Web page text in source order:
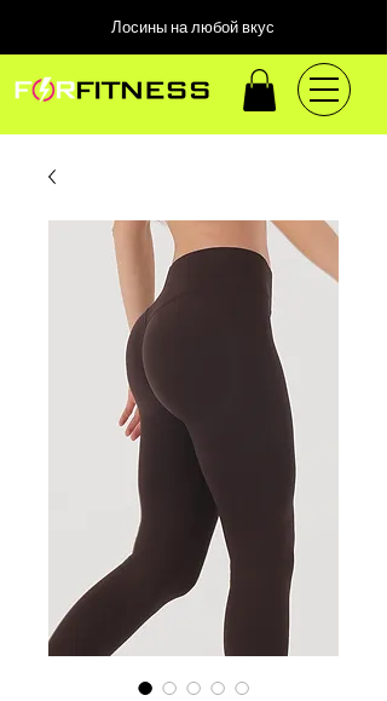
Лосины на любой вкус